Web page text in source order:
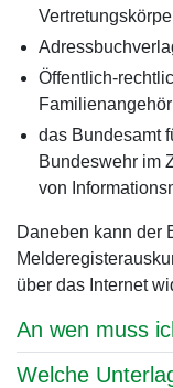
Öffentlich-
das Bundesamt
Bundeswehr im
von
Daneben kann der
über das Internet
An wen muss
Welche